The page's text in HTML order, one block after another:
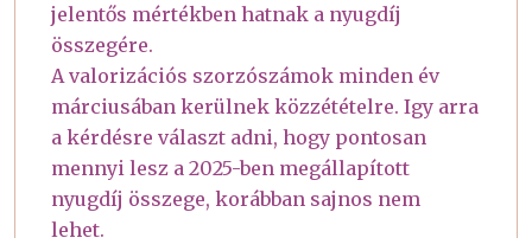
jelentős mértékben hatnak a nyugdíj
összegére.
A valorizációs szorzószámok minden év
márciusában kerülnek közzétételre. Igy arra
a kérdésre választ adni, hogy pontosan
mennyi lesz a 2025-ben megállapított
nyugdíj összege, korábban sajnos nem
lehet.